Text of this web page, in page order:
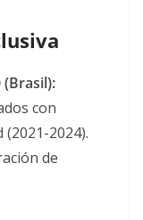
(Brasil):
con
2024).
de